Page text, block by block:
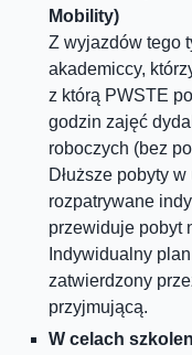
Mobility)
Z wyjazdów tego
akademiccy,
z którą PWSTE
godzin zajęć
roboczych (bez
Dłuższe pobyty
rozpatrywane
przewiduje pobyt
Indywidualny
zatwierdzony
przyjmującą.
W celach